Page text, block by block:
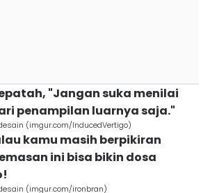
"Jangan suka menilai
penampilan luarnya saja."
(imgur.com/InducedVertigo)
kamu masih berpikiran
ini bisa bikin dosa
(imgur.com/ironbran)